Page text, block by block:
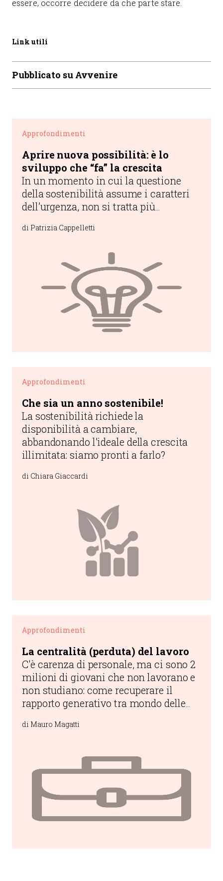
essere, occorre decidere da che parte stare.
Link utili
Pubblicato su Avvenire
Approfondimenti
Aprire nuova possibilità: è lo
sviluppo che “fa” la crescita
In un momento in cui la questione
della sostenibilità assume i caratteri
dell’urgenza, non si tratta più
opportunità, quanto di aprirne di
di Patrizia Cappelletti
Approfondimenti
Che sia un anno sostenibile!
La sostenibilità richiede la
disponibilità a cambiare,
abbandonando l’ideale della crescita
illimitata: siamo pronti a farlo?
di Chiara Giaccardi
Approfondimenti
La centralità (perduta) del lavoro
C'è carenza di personale, ma ci sono 2
milioni di giovani che non lavorano e
non studiano: come recuperare il
rapporto generativo tra mondo delle
persone reali?
di Mauro Magatti